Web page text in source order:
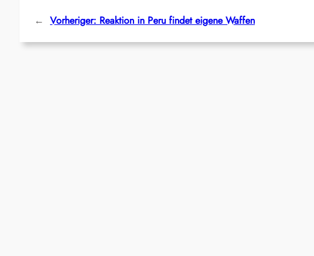
← Vorheriger: Reaktion in Peru findet eigene Waffen